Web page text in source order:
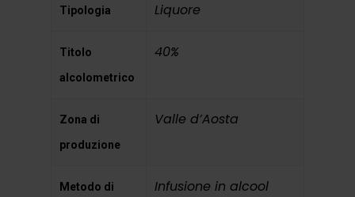
Tipologia Liquore
Titolo
alcolometrico
40%
Zona di
produzione
Valle d’Aosta
Metodo di
Infusione in alcool